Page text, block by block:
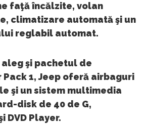
faţă încălzite, volan
climatizare automată şi un
reglabil automat.
şi pachetul de
1, Jeep oferă airbaguri
şi un sistem multimedia
disk de 40 de G,
DVD Player.